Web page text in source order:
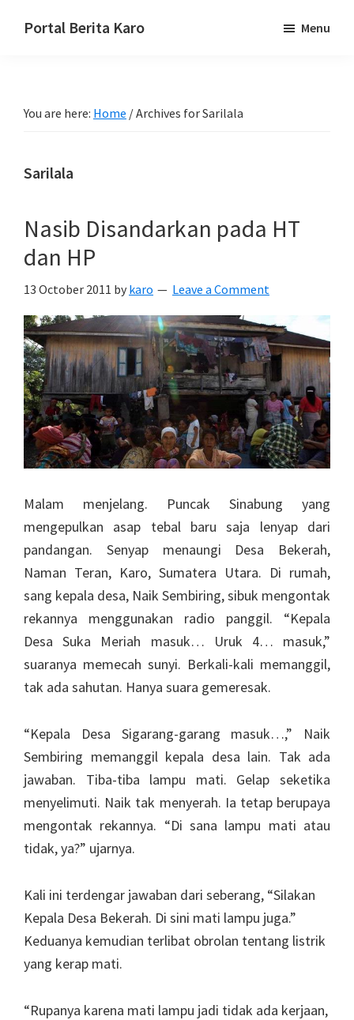
Portal Berita Karo
Karo,
Karo.
Menu
You are here: Home /Archives for Sarilala
Sarilala
Nasib Disandarkan pada HT
dan HP
13 October 2011 by karo Leave a Comment
Malam menjelang. Puncak Sinabung yang
mengepulkan asap tebal baru saja lenyap dari
pandangan. Senyap menaungi Desa Bekerah,
Naman Teran, Karo, Sumatera Utara. Di rumah,
sang kepala desa, Naik Sembiring, sibuk mengontak
rekannya menggunakan radio panggil. “Kepala
Desa Suka Meriah masuk… Uruk 4… masuk,”
suaranya memecah sunyi. Berkali-kali memanggil,
tak ada sahutan. Hanya suara gemeresak.
“Kepala Desa Sigarang-garang masuk…,” Naik
Sembiring memanggil kepala desa lain. Tak ada
jawaban. Tiba-tiba lampu mati. Gelap seketika
menyelimuti. Naik tak menyerah. Ia tetap berupaya
mengontak rekannya. “Di sana lampu mati atau
tidak, ya?” ujarnya.
Kali ini terdengar jawaban dari seberang, “Silakan
Kepala Desa Bekerah. Di sini mati lampu juga.”
Keduanya kemudian terlibat obrolan tentang listrik
yang kerap mati.
“Rupanya karena mati lampu jadi tidak ada kerjaan,